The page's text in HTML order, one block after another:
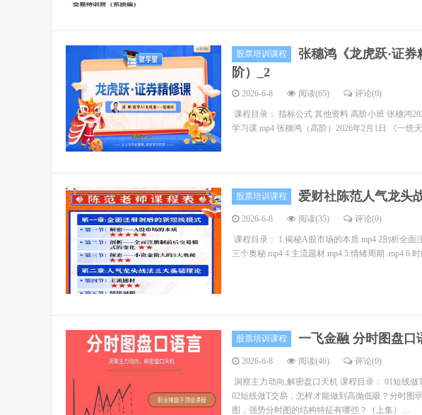
股票培训课程
张穗鸿《龙虎跃·证
阶）_2
2026-6-8 阅读(65) 评论(0)
课程目录： 指标公式 其他资料 高阶小班 张穗鸿
学习课.mp4 张穗鸿（高阶）2026年2月1日 《一统
股票培训课程 爱财社陈范人气龙头
2026-6-8 阅读(35) 评论(0)
课程目录： 1.揭秘A股市场的本质.mp4 2剖析全
三个奥秘.mp4 4.主流题材.mp4 5.情绪周期 .mp4 6.
股票培训课程 一飞金融 分时图盘口
2026-6-8 阅读(46) 评论(0)
洞察主力动向,解密盘口天机 课程目录： 01短线
02短线做T交易，怎样才能做到高抛低吸？分时图
图，强势分时图的结构特征有哪些？（上集）....